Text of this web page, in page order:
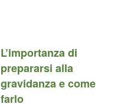
L’importanza di
prepararsi alla
gravidanza e come
farlo